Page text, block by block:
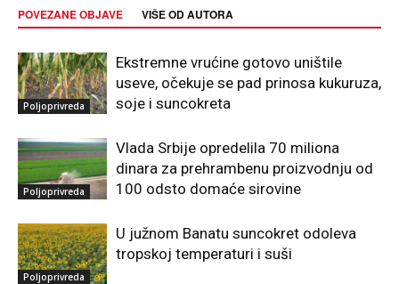
POVEZANE OBJAVE VIŠE OD AUTORA
Poljoprivreda
Ekstremne vrućine gotovo uništile
useve, očekuje se pad prinosa kukuruza,
soje i suncokreta
Poljoprivreda
Vlada Srbije opredelila 70 miliona
dinara za prehrambenu proizvodnju od
100 odsto domaće sirovine
Poljoprivreda
U južnom Banatu suncokret odoleva
tropskoj temperaturi i suši